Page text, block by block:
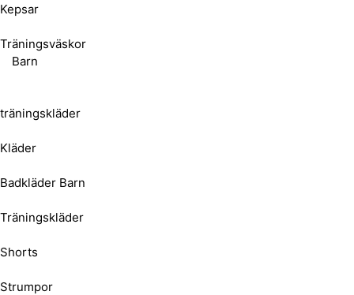
Kepsar
Träningsväskor
Barn
träningskläder
Kläder
Badkläder Barn
Träningskläder
Shorts
Strumpor